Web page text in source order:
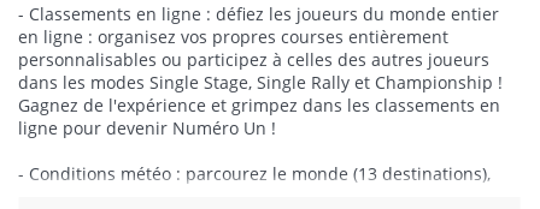
- Classements en ligne : défiez les joueurs du monde entier
en ligne : organisez vos propres courses entièrement
personnalisables ou participez à celles des autres joueurs
dans les modes Single Stage, Single Rally et Championship !
Gagnez de l'expérience et grimpez dans les classements en
ligne pour devenir Numéro Un !
- Conditions météo : parcourez le monde (13 destinations),